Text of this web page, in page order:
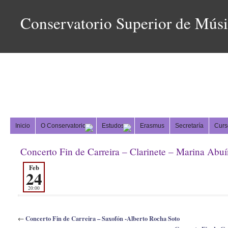
Conservatorio Superior de
Inicio O Conservatorio Estudos Erasmus Secretaría
Concerto Fin de Carreira – Clarinete – Marina
Feb
24
20:00
←Concerto Fin de Carreira – Saxofón -Alberto Rocha Soto